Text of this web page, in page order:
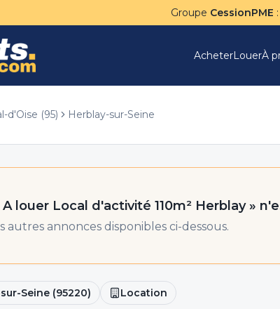
Groupe CessionPME
AcheterLouerÀ
d'Oise (95) Herblay-sur-Seine
A louer Local d'activité 110m² Herblay»
autres annonces disponibles ci-dessous.
Seine (95220) Location